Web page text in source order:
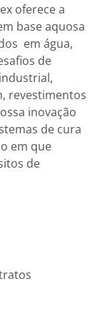
oferece a
base aquosa
em água,
de
revestimentos
inovação
de cura
em que
de